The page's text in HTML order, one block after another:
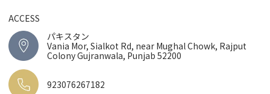
ACCESS
パキスタン
Vania Mor, Sialkot Rd, near Mughal Chowk, Rajput
Colony Gujranwala, Punjab 52200
923076267182